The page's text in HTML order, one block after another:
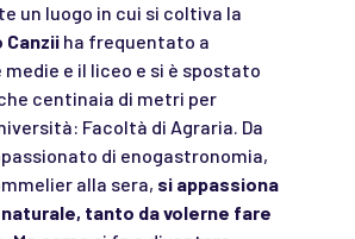
un luogo in cui si coltiva la
Canzii ha frequentato a
e il liceo e si è spostato
centinaia di metri per
Facoltà di Agraria. Da
di enogastronomia,
alla sera, si appassiona
naturale, tanto da volerne fare